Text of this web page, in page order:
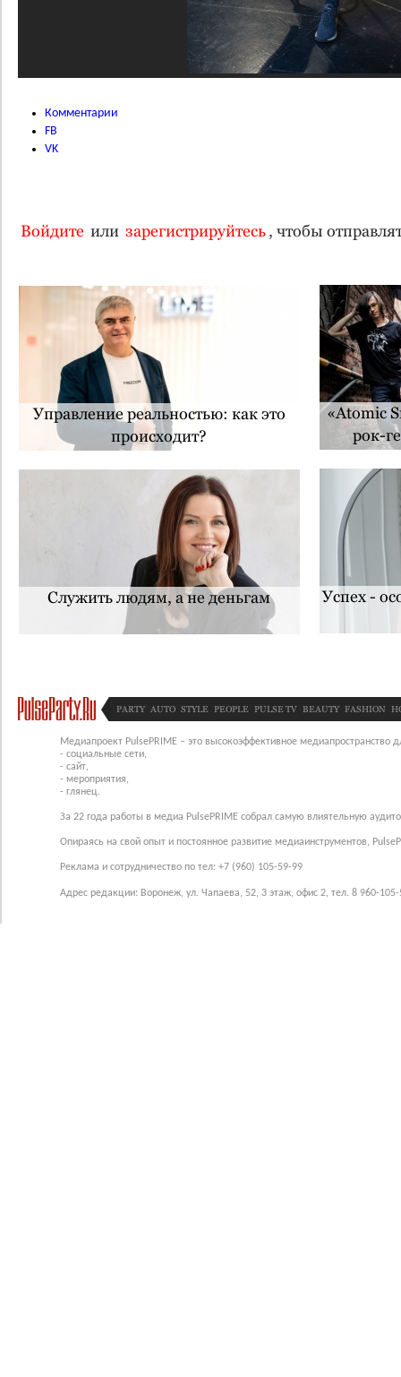
Комментарии
FB
VK
Войдите или зарегистрируйтесь, чтобы
Управление реальностью: как это
происходит?
«Atomic
рок-
Служить людям, а не деньгам Успех -
PARTY AUTO STYLE PEOPLE PULSE TV BEAUTY FASHION
Медиапроект PulsePRIME – это высокоэффективное медиапространство
- социальные сети,
- сайт,
- мероприятия,
- глянец.
За 22 года работы в медиа PulsePRIME собрал самую влиятельную
Опираясь на свой опыт и постоянное развитие медиаинструментов,
Реклама и сотрудничество по тел: +7 (960) 105-59-99
Адрес редакции: Воронеж, ул. Чапаева, 52, 3 этаж, офис 2, тел. 8 960-